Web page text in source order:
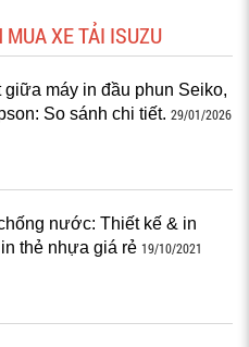
XE TẢI ISUZU
giữa máy in đầu phun Seiko,
So sánh chi tiết. 29/01/2026
nước: Thiết kế & in
thẻ nhựa giá rẻ 19/10/2021